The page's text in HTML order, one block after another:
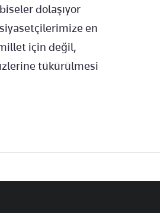
dolaşıyor
en
için değil,
tükürülmesi